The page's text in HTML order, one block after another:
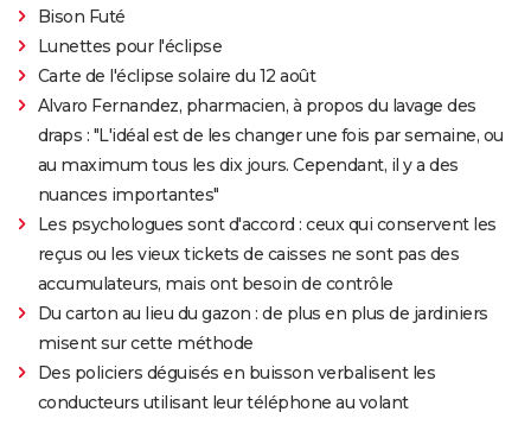
Bison Futé
Lunettes pour l'éclipse
Carte de l'éclipse solaire du 12 août
Alvaro Fernandez, pharmacien, à propos du lavage des
draps : "L'idéal est de les changer une fois par semaine, ou
au maximum tous les dix jours. Cependant, il y a des
nuances importantes"
Les psychologues sont d'accord : ceux qui conservent les
reçus ou les vieux tickets de caisses ne sont pas des
accumulateurs, mais ont besoin de contrôle
Du carton au lieu du gazon : de plus en plus de jardiniers
misent sur cette méthode
Des policiers déguisés en buisson verbalisent les
conducteurs utilisant leur téléphone au volant